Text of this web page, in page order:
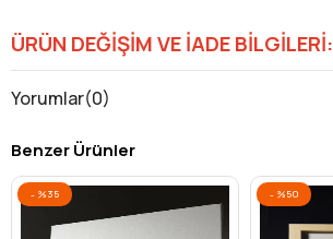
ÜRÜN DEĞİŞİM VE İADE BİLGİLERİ:
buikonik.com el işi ürünlerimizde
Yorumlar(0)
Benzer Ürünler
%35 %50